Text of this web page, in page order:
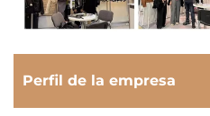
Perfil de la empresa